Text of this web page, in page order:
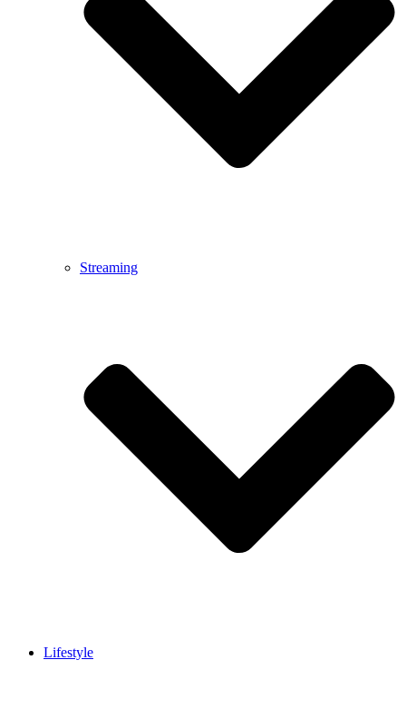
Streaming
Lifestyle